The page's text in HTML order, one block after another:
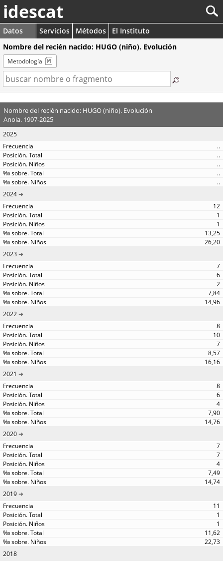
idescat
Datos Servicios Métodos
El Instituto
Nombre del recién nacido: HUGO (niño). Evolución
Metodología
Nombre del recién nacido: HUGO (niño). Evolución
Anoia. 1997-2025
2025
..
..
..
..
..
2024
12
1
1
13,25
26,20
2023
7
6
2
7,84
14,96
2022
8
10
7
8,57
16,16
2021
8
6
4
7,90
14,76
2020
7
7
4
7,49
14,74
2019
11
1
1
11,62
22,73
2018